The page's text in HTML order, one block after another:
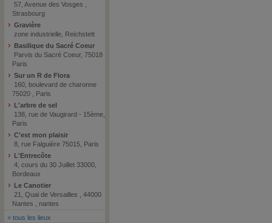
57, Avenue des Vosges ,
Strasbourg
Gravière
zone industrielle, Reichstett
Basilique du Sacré Coeur
Parvis du Sacré Coeur, 75018
Paris
Sur un R de Flora
160, boulevard de charonne
75020 , Paris
L'arbre de sel
138, rue de Vaugirard - 15ème,
Paris
C'est mon plaisir
8, rue Falguière 75015, Paris
L'Entrecôte
4, cours du 30 Juillet 33000,
Bordeaux
Le Canotier
21, Quai de Versailles , 44000
Nantes , nantes
» tous les lieux